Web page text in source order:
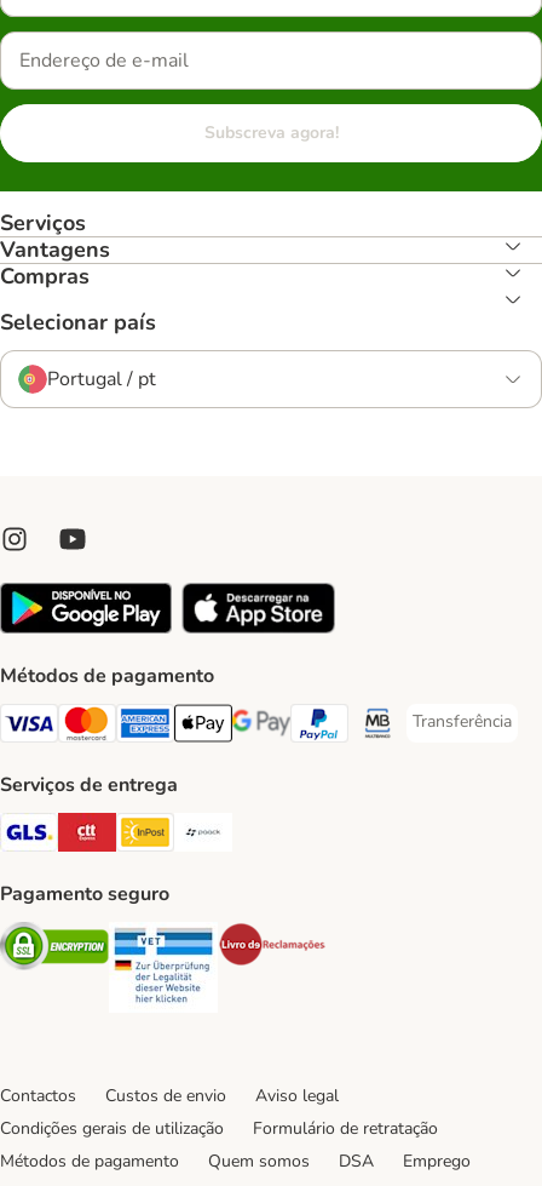
Subscreva agora!
Serviços
Vantagens
Compras
Selecionar país
Portugal / pt
Métodos de pagamento
Visa Payment Method
Mastercard Payment Method
American Express Payment Method
Apple Pay Payment Method
Google Pay Payment Method
PayPal Payment Method
Multibanco Payment
Transferência
Transferência
Serviços de entrega
GLS Shipping Method
CTTExpress Shipping Method
InPost Shipping Method
Pagamento seguro
Security Security
Contactos Custos de envio
Aviso legal
Condições gerais de utilização
Formulário de retratação
Métodos de pagamento
Quem somos DSA
Emprego